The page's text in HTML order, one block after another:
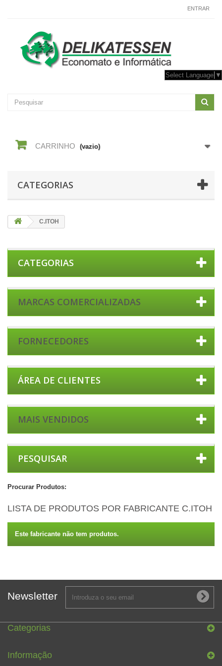
ENTRAR
Select Language ▼
CARRINHO (vazio)
CATEGORIAS
C.ITOH
CATEGORIAS
MARCAS COMERCIALIZADAS
FORNECEDORES
ÁREA DE CLIENTES
MAIS VENDIDOS
PESQUISAR
Procurar Produtos:
LISTA DE PRODUTOS POR FABRICANTE C.ITOH
Este fabricante não tem produtos.
Newsletter
Categorias
Informação